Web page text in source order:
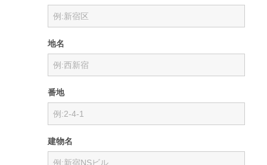
地名
番地
建物名